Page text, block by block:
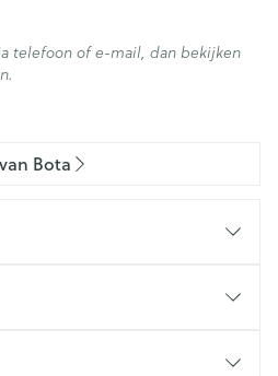
telefoon of e-mail, dan bekijken
Bota